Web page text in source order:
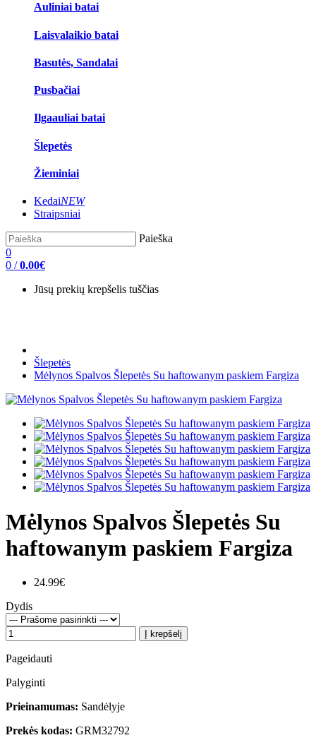
Auliniai batai
Laisvalaikio batai
Basutės, Sandalai
Pusbačiai
Ilgaauliai batai
Šlepetės
Žieminiai
KedaiNEW
Straipsniai
Paieška
0
0 / 0.00€
Jūsų prekių krepšelis tuščias
Šlepetės
Mėlynos Spalvos Šlepetės Su haftowanym paskiem Fargiza
Mėlynos Spalvos Šlepetės Su
haftowanym paskiem Fargiza
24.99€
Dydis
Į krepšelį
Pageidauti
Palyginti
Prieinamumas: Sandėlyje
Prekės kodas: GRM32792